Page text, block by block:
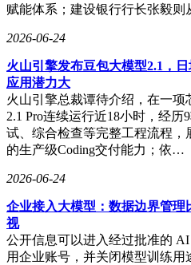
赋能体系；建设银行行长张毅
2026-06-24
火山引擎发布豆包大模型2.1，
应用潜力大
火山引擎总裁谭待介绍，在一
2.1 Pro连续运行近18小时，经
试、综合检查等完整工程流程，
的生产级Coding交付能力；依…
2026-06-24
企业接入大模型：数据边界管
视
公开信息可以进入经过批准的
用企业账号，并关闭模型训练